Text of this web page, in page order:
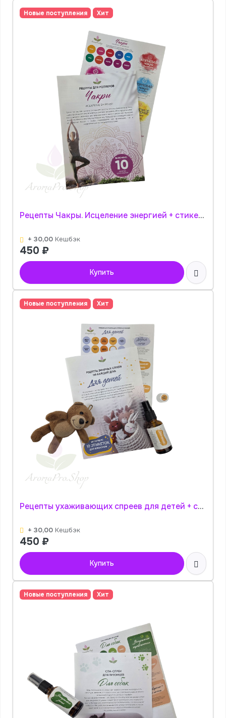
Новые поступления Хит
Рецепты Чакры. Исцеление энергией + стикеры АромаПро
+ 30,00 Кешбэк
450 ₽
Купить
Новые поступления Хит
Рецепты ухаживающих спреев для детей + стикеры АромаПро
+ 30,00 Кешбэк
450 ₽
Купить
Новые поступления Хит